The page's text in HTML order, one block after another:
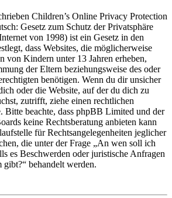
Children’s Online Privacy Protection
Gesetz zum Schutz der Privatsphäre
von 1998) ist ein Gesetz in den
dass Websites, die möglicherweise
von Kindern unter 13 Jahren erheben,
der Eltern beziehungsweise des oder
benötigen. Wenn du dir unsicher
oder die Website, auf der du dich zu
zutrifft, ziehe einen rechtlichen
Bitte beachte, dass phpBB Limited und der
keine Rechtsberatung anbieten kann
für Rechtsangelegenheiten jeglicher
die unter der Frage „An wen soll ich
es Beschwerden oder juristische Anfragen
gibt?“ behandelt werden.